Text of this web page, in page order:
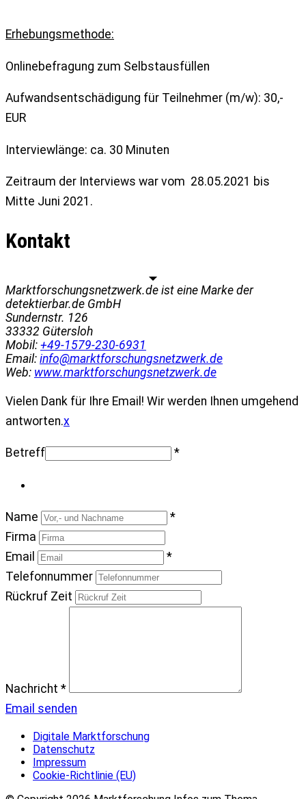
Erhebungsmethode:
Onlinebefragung zum Selbstausfüllen
Aufwandsentschädigung für Teilnehmer (m/w): 30,-
EUR
Interviewlänge: ca. 30 Minuten
Zeitraum der Interviews war vom 28.05.2021 bis
Mitte Juni 2021.
Kontakt
Marktforschungsnetzwerk.de ist eine Marke der
detektierbar.de GmbH
Sundernstr. 126
33332 Gütersloh
Mobil: +49-1579-230-6931
Email: info@marktforschungsnetzwerk.de
Web: www.marktforschungsnetzwerk.de
Vielen Dank für Ihre Email! Wir werden Ihnen umgehend
antworten.x
Betreff *
Name
*
Firma
Email
*
Telefonnummer
Rückruf Zeit
Nachricht *
Email senden
Digitale Marktforschung
Datenschutz
Impressum
Cookie-Richtlinie (EU)